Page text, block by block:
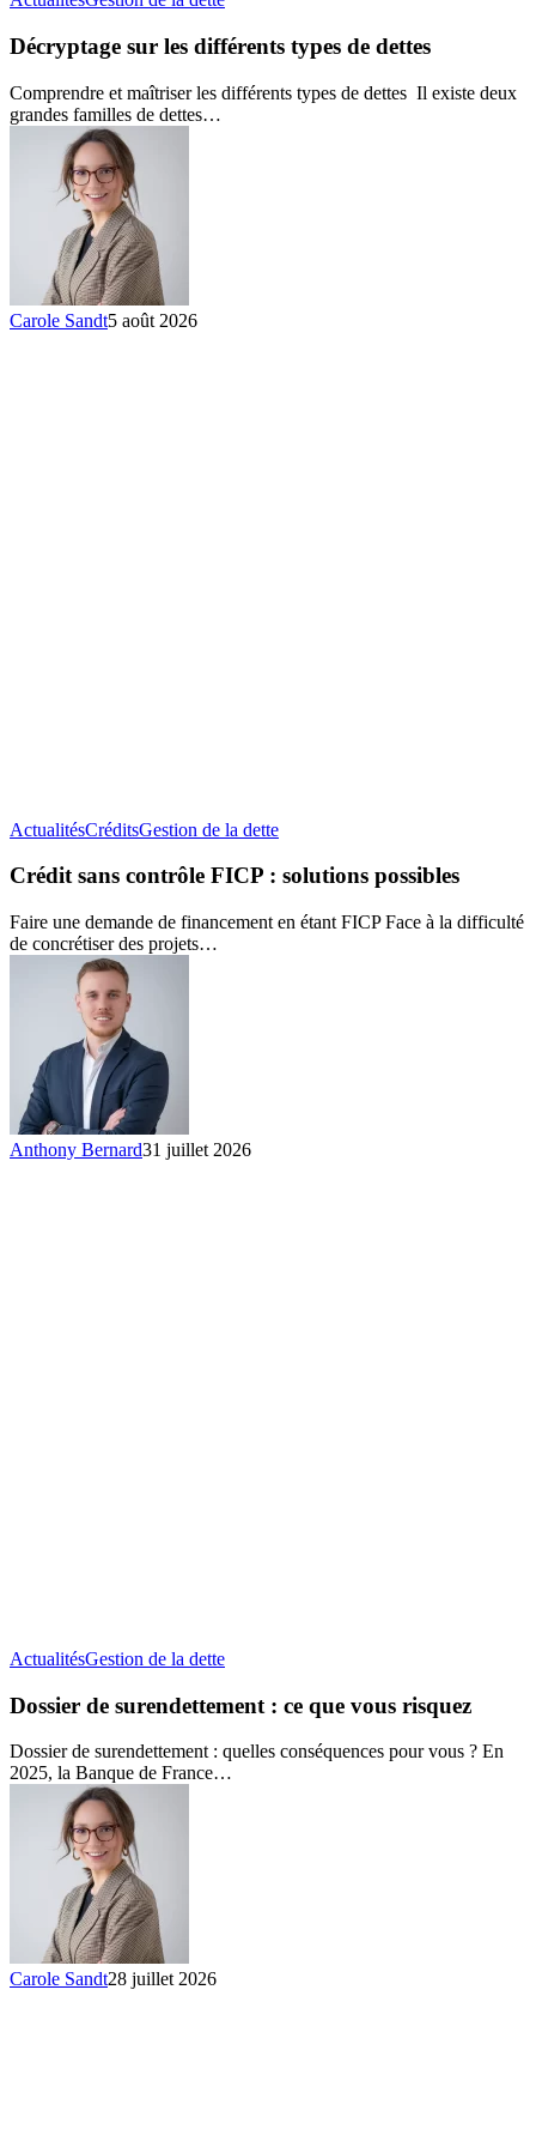
les
types
de
Décryptage sur les différents types de dettes
Comprendre et maîtriser les différents types de dettes Il existe deux
grandes familles de dettes…
Carole Sandt5 août 2026
ActualitésCréditsGestion de la detteCrédit
contrôle
solutions
Crédit sans contrôle FICP : solutions possibles
Faire une demande de financement en étant FICP Face à la difficulté
de concrétiser des projets…
Anthony Bernard31 juillet 2026
ActualitésGestion de la detteDossier
surendettement
ce
que
Dossier de surendettement : ce que vous risquez
Dossier de surendettement : quelles conséquences pour vous ? En
2025, la Banque de France…
Carole Sandt28 juillet 2026